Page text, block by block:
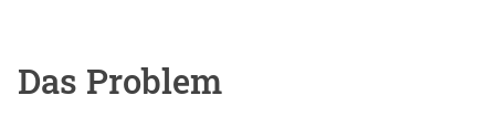
Das Problem